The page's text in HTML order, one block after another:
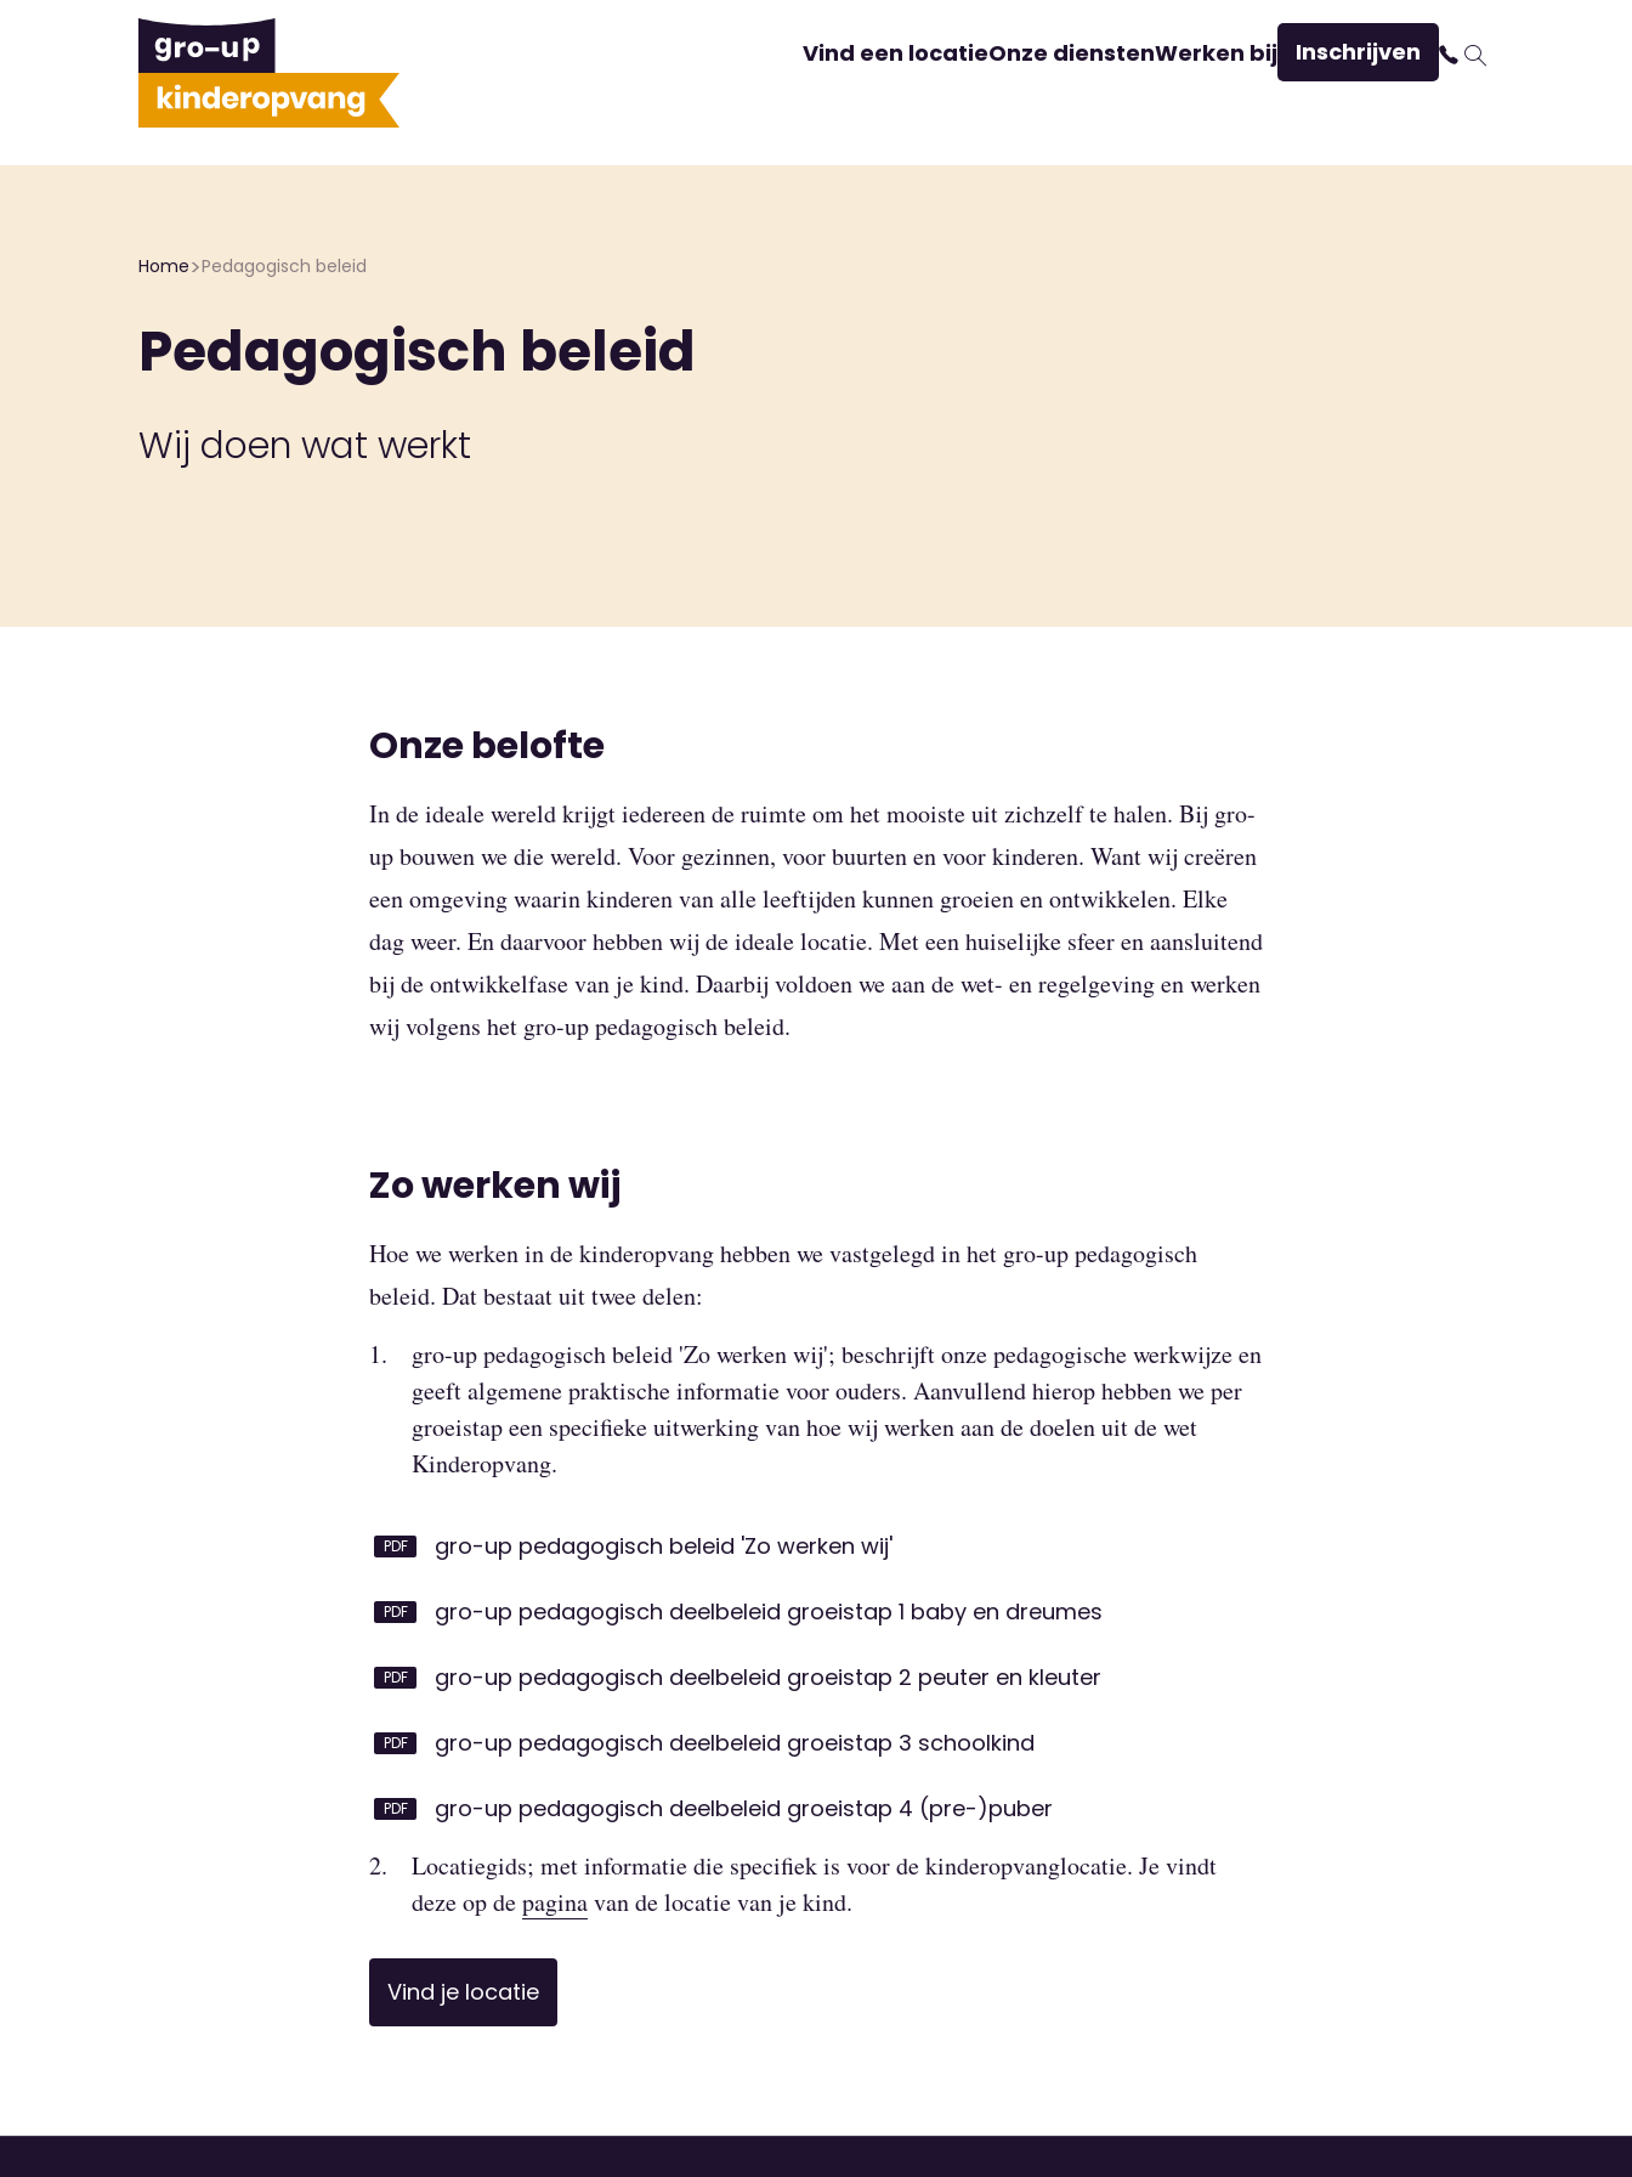
Vind een locatieOnze dienstenWerken bij Inschrijven
Home>Pedagogisch beleid
Pedagogisch beleid
Wij doen wat werkt
Onze belofte
In de ideale wereld krijgt iedereen de ruimte om het mooiste uit zichzelf te halen. Bij gro-
up bouwen we die wereld. Voor gezinnen, voor buurten en voor kinderen. Want wij creëren
een omgeving waarin kinderen van alle leeftijden kunnen groeien en ontwikkelen. Elke
dag weer. En daarvoor hebben wij de ideale locatie. Met een huiselijke sfeer en aansluitend
bij de ontwikkelfase van je kind. Daarbij voldoen we aan de wet- en regelgeving en werken
wij volgens het gro-up pedagogisch beleid.
Zo werken wij
Hoe we werken in de kinderopvang hebben we vastgelegd in het gro-up pedagogisch
beleid. Dat bestaat uit twee delen:
gro-up pedagogisch beleid 'Zo werken wij'; beschrijft onze pedagogische werkwijze en
geeft algemene praktische informatie voor ouders. Aanvullend hierop hebben we per
groeistap een specifieke uitwerking van hoe wij werken aan de doelen uit de wet
Kinderopvang.
gro-up pedagogisch beleid 'Zo werken wij'
gro-up pedagogisch deelbeleid groeistap 1 baby en dreumes
gro-up pedagogisch deelbeleid groeistap 2 peuter en kleuter
gro-up pedagogisch deelbeleid groeistap 3 schoolkind
gro-up pedagogisch deelbeleid groeistap 4 (pre-)puber
Locatiegids; met informatie die specifiek is voor de kinderopvanglocatie. Je vindt
deze op depaginavan de locatie van je kind.
Vind je locatie